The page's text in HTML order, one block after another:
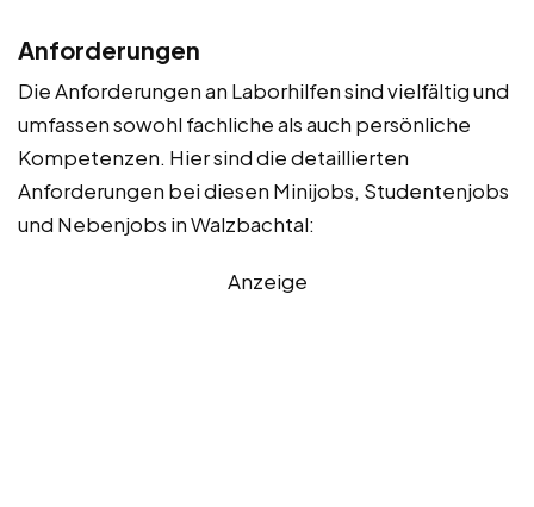
Anforderungen
Die Anforderungen an Laborhilfen sind vielfältig und
umfassen sowohl fachliche als auch persönliche
Kompetenzen. Hier sind die detaillierten
Anforderungen bei diesen Minijobs, Studentenjobs
und Nebenjobs in Walzbachtal:
Anzeige